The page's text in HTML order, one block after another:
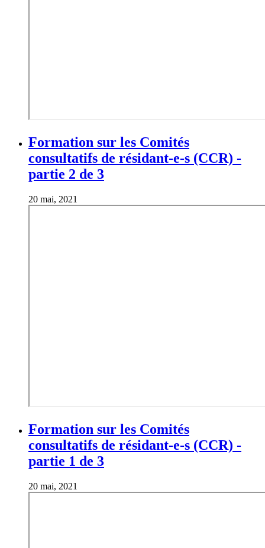
Formation sur les Comités
consultatifs de résidant-e-s (CCR) -
partie 2 de 3
20 mai, 2021
Formation sur les Comités
consultatifs de résidant-e-s (CCR) -
partie 1 de 3
20 mai, 2021